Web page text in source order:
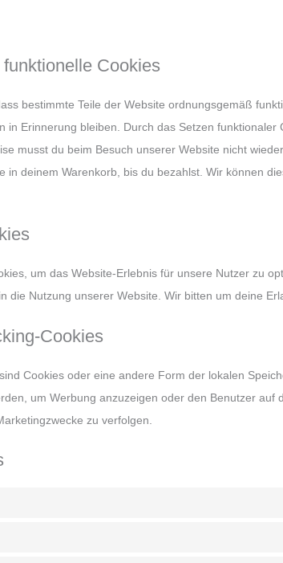
Cookies
bestimmte Teile der Website ordnungsgemäß
in Erinnerung bleiben. Durch das Setzen funktionaler
musst du beim Besuch unserer Website nicht
in deinem Warenkorb, bis du bezahlst. Wir können
um das Website-Erlebnis für unsere Nutzer zu
die Nutzung unserer Website. Wir bitten um deine
Cookies
Cookies oder eine andere Form der lokalen
um Werbung anzuzeigen oder den Benutzer auf
zu verfolgen.